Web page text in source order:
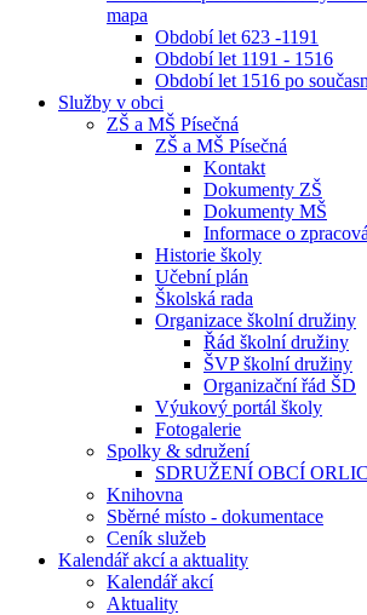
mapa
Období let 623 -1191
Období let 1191 - 1516
Období let 1516 po
Služby v obci
ZŠ a MŠ Písečná
ZŠ a MŠ Písečná
Kontakt
Dokumenty ZŠ
Dokumenty MŠ
Informace o
Historie školy
Učební plán
Školská rada
Organizace školní družiny
Řád školní družiny
ŠVP školní družiny
Organizační řád ŠD
Výukový portál školy
Fotogalerie
Spolky & sdružení
SDRUŽENÍ OBCÍ
Knihovna
Sběrné místo - dokumentace
Ceník služeb
Kalendář akcí a aktuality
Kalendář akcí
Aktuality